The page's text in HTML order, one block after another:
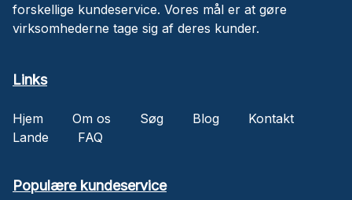
forskellige kundeservice. Vores mål er at gøre
virksomhederne tage sig af deres kunder.
Links
Hjem Om os Søg Blog
Kontakt
Lande
FAQ
Populære kundeservice